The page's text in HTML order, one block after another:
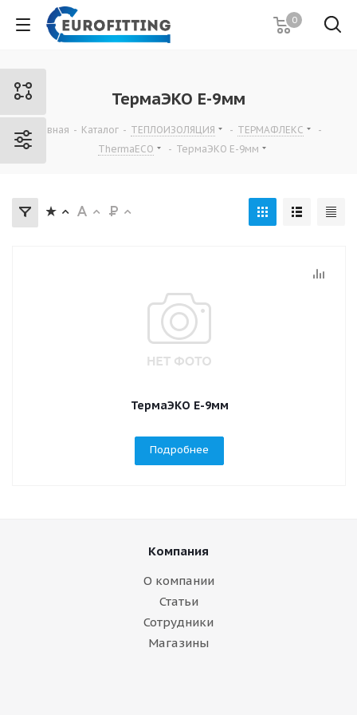
0
ТермаЭКО E-9мм
Главная - Каталог - ТЕПЛОИЗОЛЯЦИЯ - ТЕРМАФЛЕКС
-
ThermaECO
- ТермаЭКО E-9мм
ТермаЭКО Е-9мм
Подробнее
Компания
О компании
Статьи
Сотрудники
Магазины